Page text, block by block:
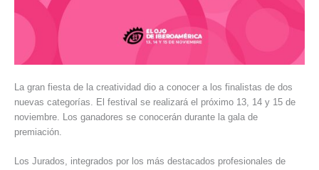
La gran fiesta de la creatividad dio a conocer a los finalistas de dos
nuevas categorías. El festival se realizará el próximo 13, 14 y 15 de
noviembre. Los ganadores se conocerán durante la gala de
premiación.
Los Jurados, integrados por los más destacados profesionales de